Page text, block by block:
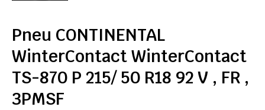
Pneu CONTINENTAL
WinterContact WinterContact
TS-870 P 215/ 50 R18 92 V , FR ,
3PMSF